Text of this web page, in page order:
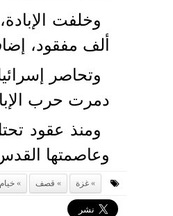
ألف مفقود،
دمرت حرب
ومنذ عقود
وعاصمتها
غزة قصف خيام